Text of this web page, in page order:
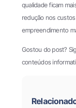
qualidade ficam
redução nos
empreendimento
Gostou do post?
conteúdos